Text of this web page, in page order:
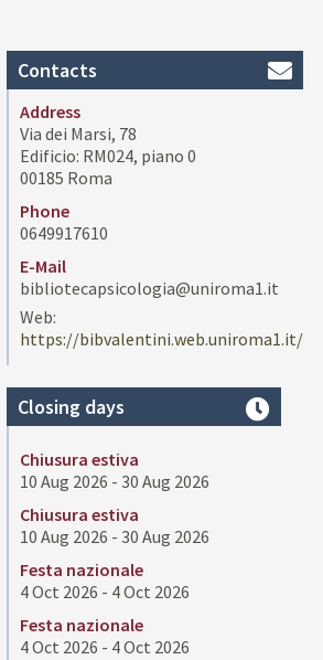
Contacts
Address
Via dei Marsi, 78
Edificio: RM024, piano 0
00185 Roma
Phone
0649917610
E-Mail
bibliotecapsicologia@uniroma1.it
Web:
https://bibvalentini.web.uniroma1.it/
Closing days
Chiusura estiva
10 Aug 2026 - 30 Aug 2026
Chiusura estiva
10 Aug 2026 - 30 Aug 2026
Festa nazionale
4 Oct 2026 - 4 Oct 2026
Festa nazionale
4 Oct 2026 - 4 Oct 2026